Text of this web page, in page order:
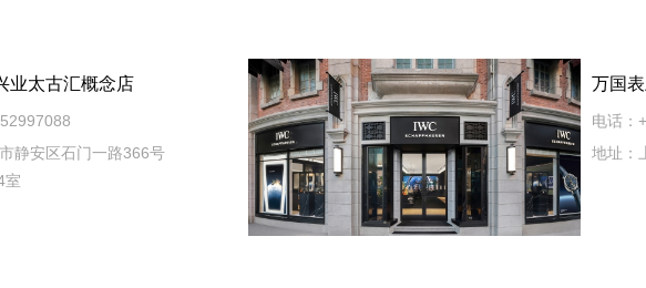
业太古汇概念店
静安区石门一路366号
室
万国
电话：
地址：